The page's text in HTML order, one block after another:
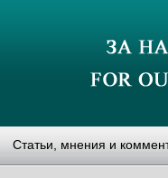
Статьи, мнения и